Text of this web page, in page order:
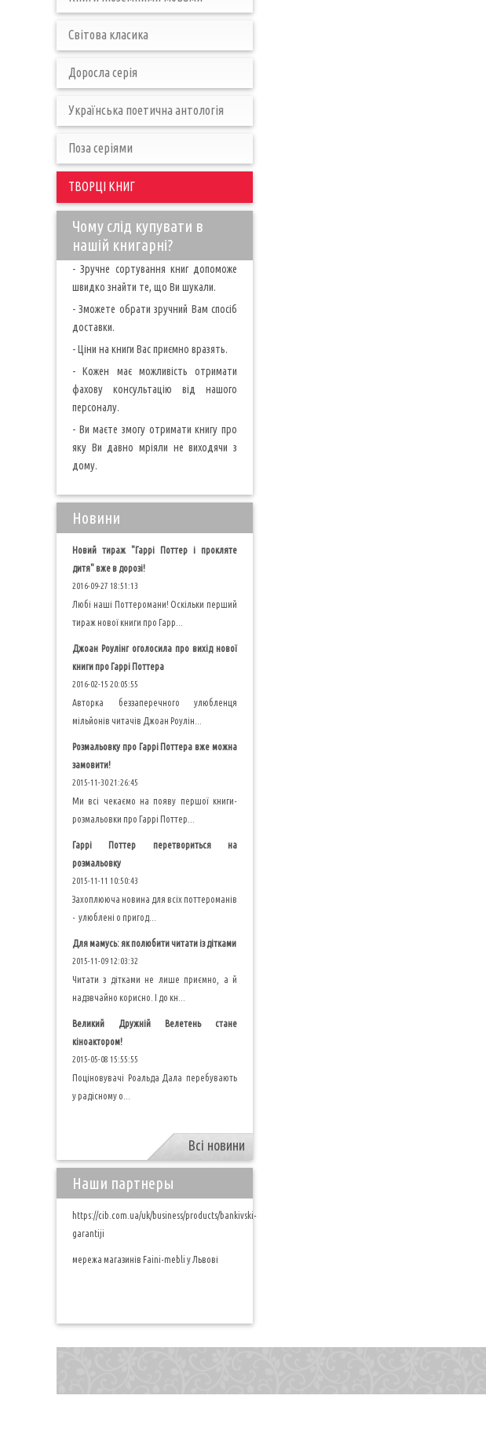
Світова класика
Доросла серія
Українська поетична антологія
Поза серіями
ТВОРЦІ КНИГ
Чому слід купувати в
нашій книгарні?
- Зручне сортування книг допоможе
швидко знайти те, що Ви шукали.
- Зможете обрати зручний Вам спосіб
доставки.
- Ціни на книги Вас приємно вразять.
- Кожен має можливість отримати
фахову консультацію від нашого
персоналу.
- Ви маєте змогу отримати книгу про
яку Ви давно мріяли не виходячи з
дому.
Новини
Новий тираж "Гаррі Поттер і прокляте
дитя" вже в дорозі!
2016-09-27 18:51:13
Любі наші Поттеромани! Оскільки перший
тираж нової книги про Гарр...
Джоан Роулінг оголосила про вихід нової
книги про Гаррі Поттера
2016-02-15 20:05:55
Авторка беззаперечного улюбленця
мільйонів читачів Джоан Роулін...
Розмальовку про Гаррі Поттера вже можна
замовити!
2015-11-30 21:26:45
Ми всі чекаємо на появу першої книги-
розмальовки про Гаррі Поттер...
Гаррі Поттер перетвориться на
розмальовку
2015-11-11 10:50:43
Захоплююча новина для всіх поттероманів
- улюблені о пригод...
Для мамусь: як полюбити читати із дітками
2015-11-09 12:03:32
Читати з дітками не лише приємно, а й
надзвчайно корисно. І до кн...
Великий Дружній Велетень стане
кіноактором!
2015-05-08 15:55:55
Поціновувачі Роальда Дала перебувають
у радісному о...
Всі новини
Наши партнеры
https://cib.com.ua/uk/business/products/bankivski-
garantiji
мережа магазинів Faini-mebli у Львові